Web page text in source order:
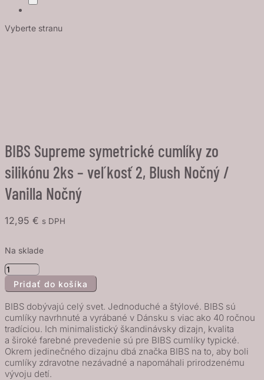
Vyberte stranu
BIBS Supreme symetrické cumlíky zo
silikónu 2ks – veľkosť 2, Blush Nočný /
Vanilla Nočný
12,95 € s DPH
Na sklade
množstvo
BIBS
symetrické
cumlíky
zo
silikónu
2ks
Pridať do košíka
BIBS dobývajú celý svet. Jednoduché a štýlové. BIBS sú
cumlíky navrhnuté a vyrábané v Dánsku s viac ako 40 ročnou
tradíciou. Ich minimalistický škandinávsky dizajn, kvalita
a široké farebné prevedenie sú pre BIBS cumlíky typické.
Okrem jedinečného dizajnu dbá značka BIBS na to, aby boli
cumlíky zdravotne nezávadné a napomáhali prirodzenému
vývoju detí.